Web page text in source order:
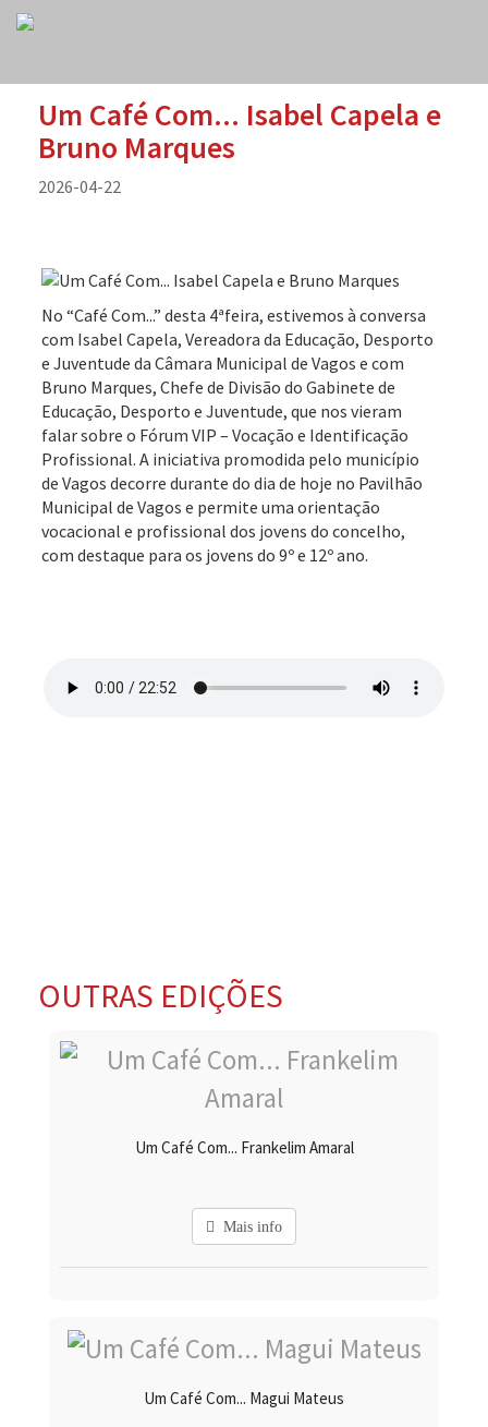
Um Café Com... Isabel Capela e
Bruno Marques
2026-04-22
No “Café Com...” desta 4ªfeira, estivemos à conversa
com Isabel Capela, Vereadora da Educação, Desporto
e Juventude da Câmara Municipal de Vagos e com
Bruno Marques, Chefe de Divisão do Gabinete de
Educação, Desporto e Juventude, que nos vieram
falar sobre o Fórum VIP – Vocação e Identificação
Profissional. A iniciativa promodida pelo município
de Vagos decorre durante do dia de hoje no Pavilhão
Municipal de Vagos e permite uma orientação
vocacional e profissional dos jovens do concelho,
com destaque para os jovens do 9º e 12º ano.
OUTRAS EDIÇÕES
Um Café Com... Frankelim Amaral
Mais info
Um Café Com... Magui Mateus